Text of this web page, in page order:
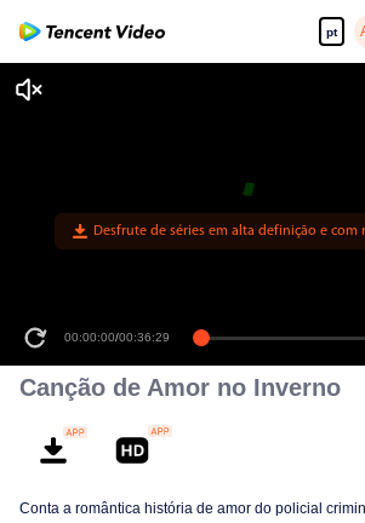
pt
00:00:00/00:36:29
Canção de Amor no Inverno
Conta a romântica história de amor do policial